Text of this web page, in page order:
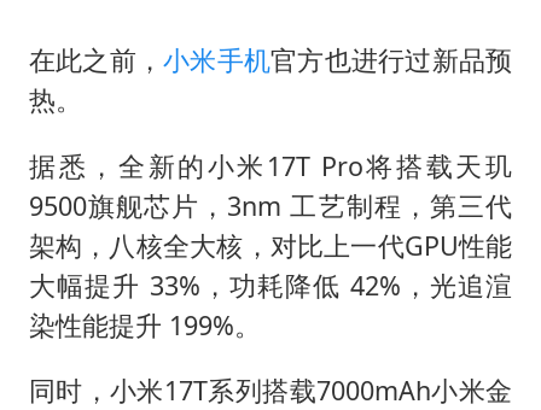
在此之前，小米手机官方也进行过新品预
热。
据悉，全新的小米17T Pro将搭载天玑
9500旗舰芯片，3nm 工艺制程，第三代
架构，八核全大核，对比上一代GPU性能
大幅提升 33%，功耗降低 42%，光追渲
染性能提升 199%。
同时，小米17T系列搭载7000mAh小米金